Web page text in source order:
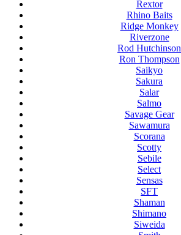
Rextor
Rhino Baits
Ridge Monkey
Riverzone
Rod Hutchinson
Ron Thompson
Saikyo
Sakura
Salar
Salmo
Savage Gear
Sawamura
Scorana
Scotty
Sebile
Select
Sensas
SFT
Shaman
Shimano
Siweida